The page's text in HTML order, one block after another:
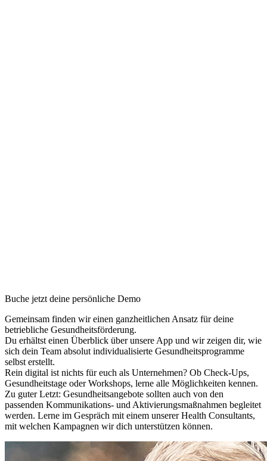
Buche jetzt deine persönliche Demo
Gemeinsam finden wir einen ganzheitlichen Ansatz für deine
betriebliche Gesundheitsförderung.
Du erhältst einen Überblick über unsere App und wir zeigen dir, wie
sich dein Team absolut individualisierte Gesundheitsprogramme
selbst erstellt.
Rein digital ist nichts für euch als Unternehmen? Ob Check-Ups,
Gesundheitstage oder Workshops, lerne alle Möglichkeiten kennen.
Zu guter Letzt: Gesundheitsangebote sollten auch von den
passenden Kommunikations- und Aktivierungsmaßnahmen begleitet
werden. Lerne im Gespräch mit einem unserer Health Consultants,
mit welchen Kampagnen wir dich unterstützen können.